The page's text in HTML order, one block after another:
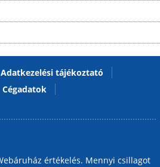
Adatkezelési tájékoztató
Cégadatok